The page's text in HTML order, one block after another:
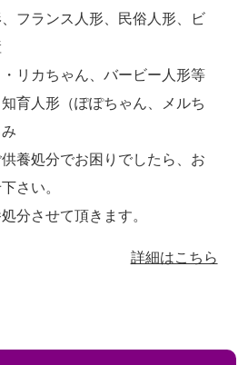
フランス人形、民俗人形、ビ
リカちゃん、バービー人形等
育人形（ぽぽちゃん、メルち
養処分でお困りでしたら、お
さい。
分させて頂きます。
詳細はこちら